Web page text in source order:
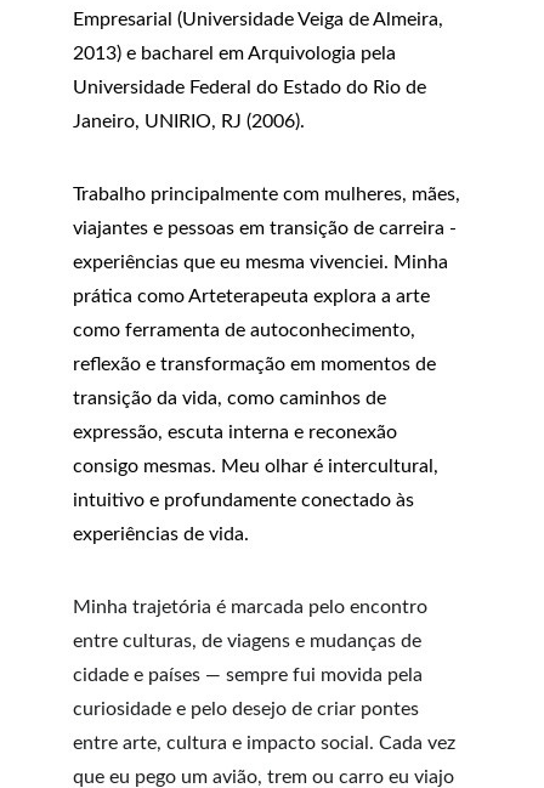
Empresarial (Universidade Veiga de Almeira,
2013) e bacharel em Arquivologia pela
Universidade Federal do Estado do Rio de
Janeiro, UNIRIO, RJ (2006).
Trabalho principalmente com mulheres, mães,
viajantes e pessoas em transição de carreira -
experiências que eu mesma vivenciei. Minha
prática como Arteterapeuta explora a arte
como ferramenta de autoconhecimento,
reflexão e transformação em momentos de
transição da vida, como caminhos de
expressão, escuta interna e reconexão
consigo mesmas. Meu olhar é intercultural,
intuitivo e profundamente conectado às
experiências de vida.
Minha trajetória é marcada pelo encontro
entre culturas, de viagens e mudanças de
cidade e países — sempre fui movida pela
curiosidade e pelo desejo de criar pontes
entre arte, cultura e impacto social. Cada vez
que eu pego um avião, trem ou carro eu viajo